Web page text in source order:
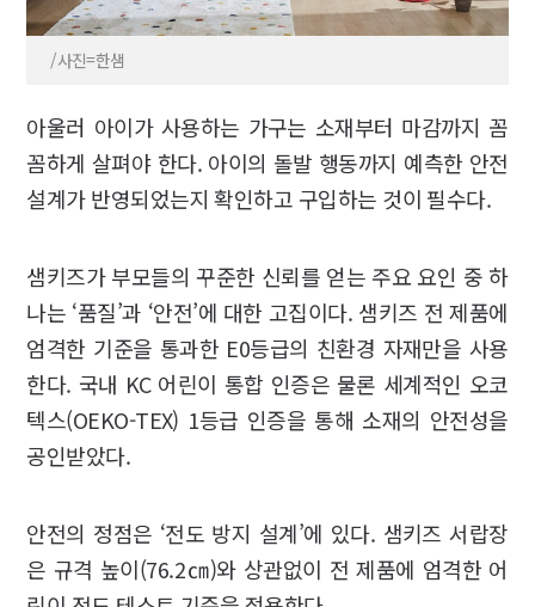
/사진=한샘
아울러 아이가 사용하는 가구는 소재부터 마감까지 꼼
꼼하게 살펴야 한다. 아이의 돌발 행동까지 예측한 안전
설계가 반영되었는지 확인하고 구입하는 것이 필수다.
샘키즈가 부모들의 꾸준한 신뢰를 얻는 주요 요인 중 하
나는 ‘품질’과 ‘안전’에 대한 고집이다. 샘키즈 전 제품에
엄격한 기준을 통과한 E0등급의 친환경 자재만을 사용
한다. 국내 KC 어린이 통합 인증은 물론 세계적인 오코
텍스(OEKO-TEX) 1등급 인증을 통해 소재의 안전성을
공인받았다.
안전의 정점은 ‘전도 방지 설계’에 있다. 샘키즈 서랍장
은 규격 높이(76.2㎝)와 상관없이 전 제품에 엄격한 어